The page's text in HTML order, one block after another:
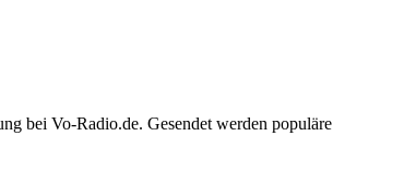
bei Vo-Radio.de. Gesendet werden populäre